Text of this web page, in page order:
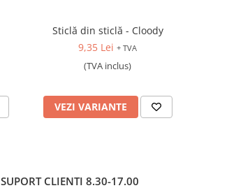
Sticlă din sticlă - Cloody
9,35 Lei + TVA
(TVA inclus)
VEZI VARIANTE
SUPORT CLIENTI 8.30-17.00